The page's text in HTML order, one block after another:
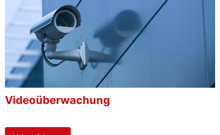
Videoüberwachung